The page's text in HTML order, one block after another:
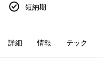
短納期
詳細 情報 テック